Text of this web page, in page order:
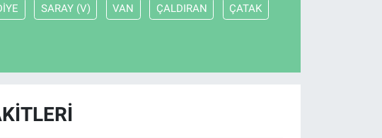
SARAY (V) VAN ÇALDIRAN ÇATAK